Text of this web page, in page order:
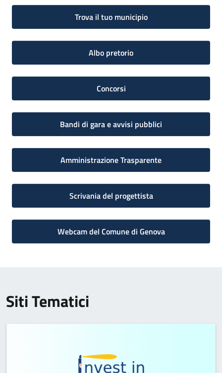
Trova il tuo municipio
Albo pretorio
Concorsi
Bandi di gara e avvisi pubblici
Amministrazione Trasparente
Scrivania del progettista
Webcam del Comune di Genova
Siti Tematici